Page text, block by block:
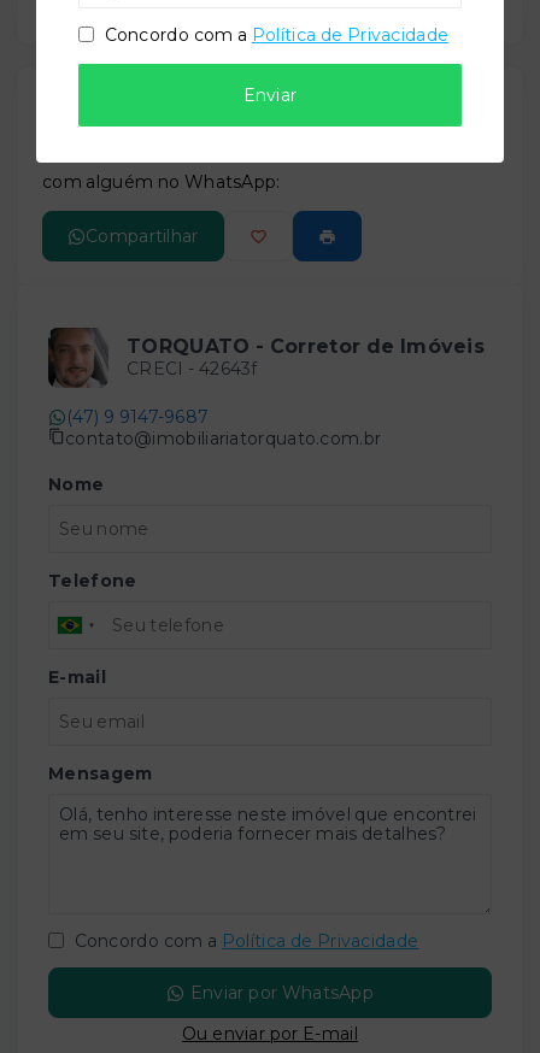
Leaflet
Gostou do imóvel?
com alguém no WhatsApp:
Compartilhar
TORQUATO - Corretor de Imóveis
CRECI - 42643f
(47) 9 9147-9687
contato@imobiliariatorquato.com.br
Nome
Telefone
E-mail
Mensagem
Concordo com a Política de Privacidade
Enviar por WhatsApp
Ou enviar por E-mail
Concordo com a Política de Privacidade
Enviar